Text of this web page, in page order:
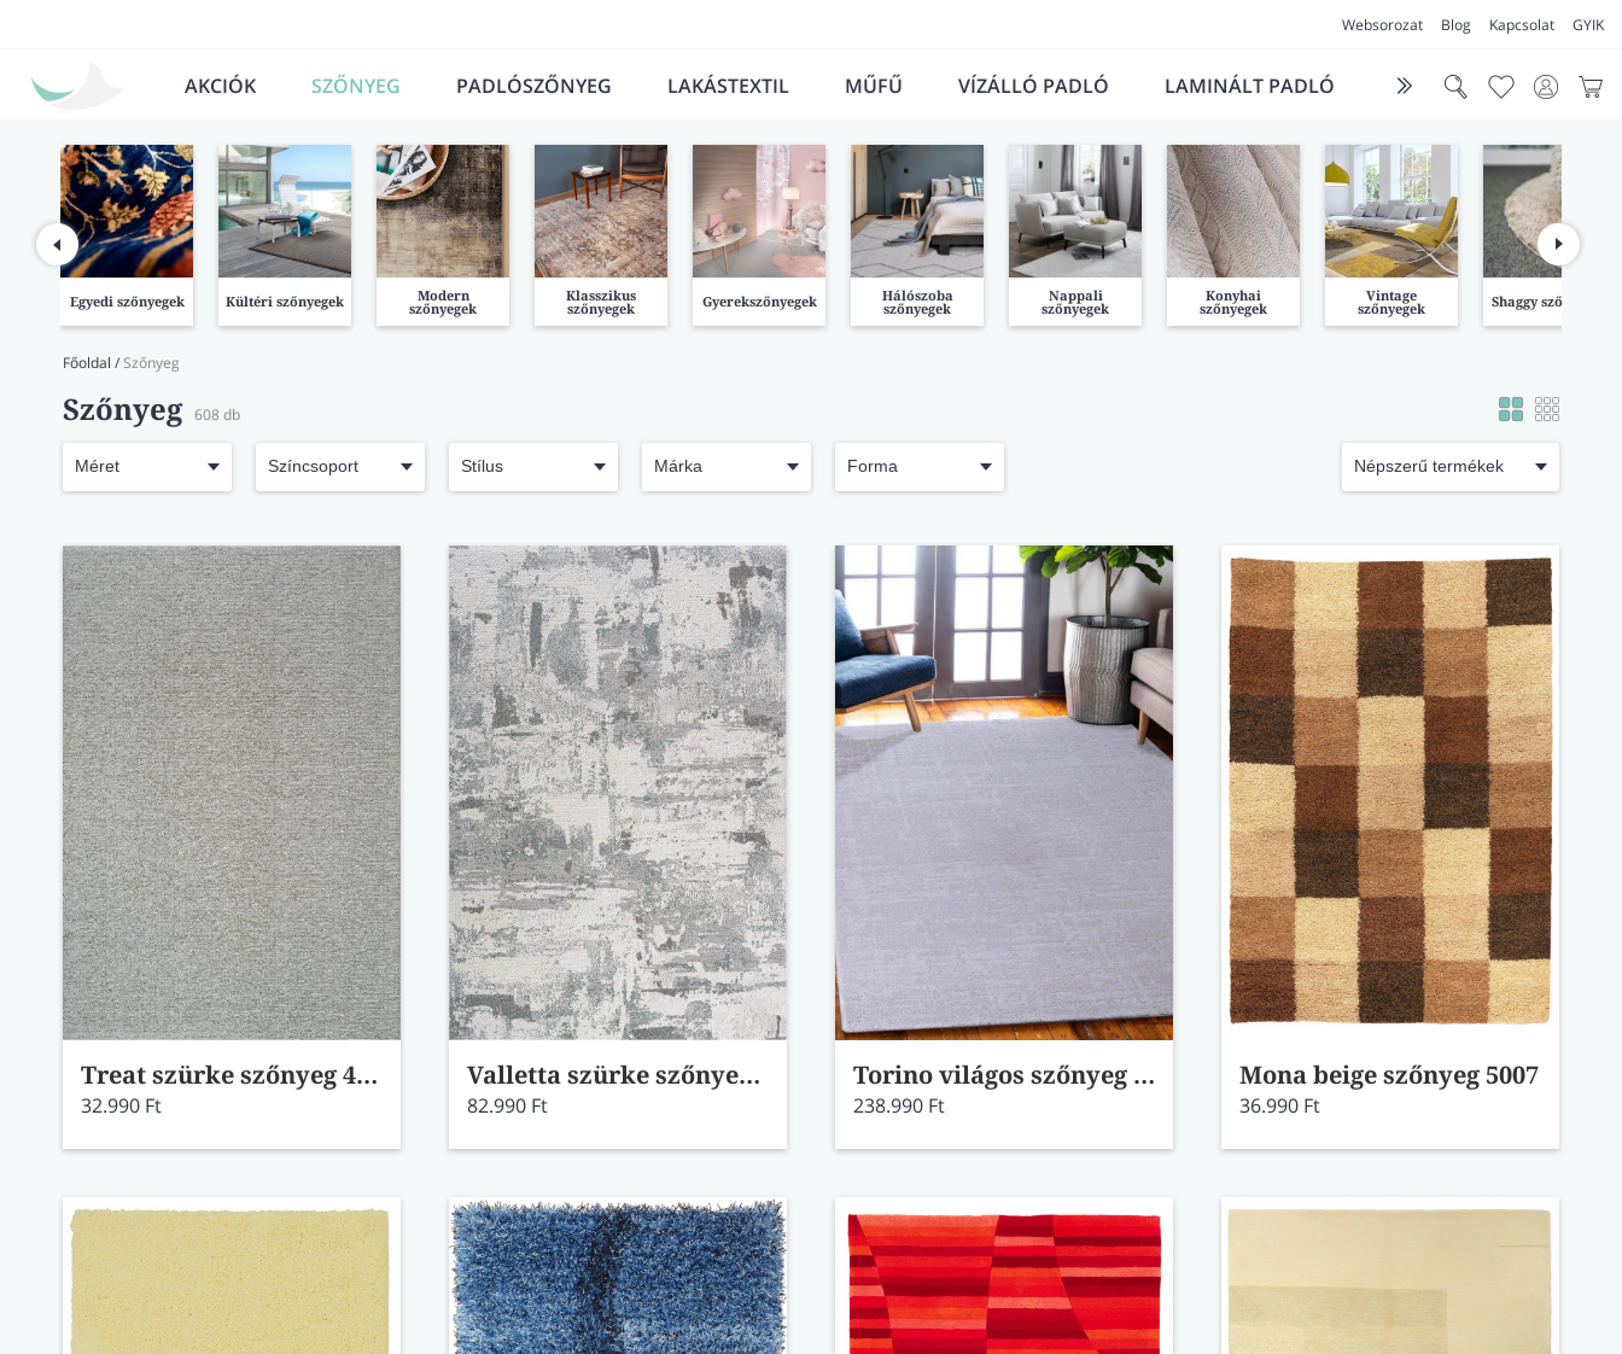
Websorozat Blog Kapcsolat GYIK
AKCIÓK SZŐNYEG PADLÓSZŐNYEG LAKÁSTEXTIL MŰFŰ VÍZÁLLÓ PADLÓ LAMINÁLT PADLÓ FUTÓSZŐNYEG
Egyedi szőnyegek Kültéri szőnyegek Modern
szőnyegek
Klasszikus
szőnyegek Gyerekszőnyegek Hálószoba
szőnyegek
Nappali
szőnyegek
Konyhai
szőnyegek
Vintage
szőnyegek Shaggy szőnyegek
Főoldal /Szőnyeg
Szőnyeg 608 db
Treat szürke szőnyeg 41008/7121 80x150
32.990 Ft
Valletta szürke szőnyeg 46024/6141
82.990 Ft
Torino világos szőnyeg 41003/6161 280x380
238.990 Ft
Mona beige szőnyeg 5007
36.990 Ft